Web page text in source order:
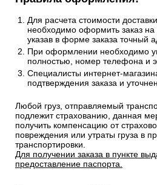
Для расчета стоимости
необходимо оформить заказ
указав в форме заказа точный
При оформлении необходимо
полностью, номер телефона и
Специалисты интернет-
подтверждения заказа и
Любой груз, отправляемый
подлежит страхованию, данная
получить компенсацию от
повреждения или утраты груза в
транспортировки.
Для получении заказа в пункте
предоставление паспорта.